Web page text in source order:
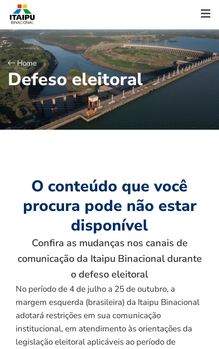
Home
Defeso eleitoral
O conteúdo que você
procura pode não estar
disponível
Confira as mudanças nos canais de
comunicação da Itaipu Binacional durante
o defeso eleitoral
No período de 4 de julho a 25 de outubro, a
margem esquerda (brasileira) da Itaipu Binacional
adotará restrições em sua comunicação
institucional, em atendimento às orientações da
legislação eleitoral aplicáveis ao período de